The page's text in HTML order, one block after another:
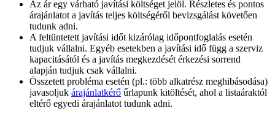
Az ár egy várható javítási költséget jelöl. Részletes és pontos
árajánlatot a javítás teljes költségéről bevizsgálást követően
tudunk adni.
A feltüntetett javítási időt kizárólag időpontfoglalás esetén
tudjuk vállalni. Egyéb esetekben a javítási idő függ a szerviz
kapacitásától és a javítás megkezdését érkezési sorrend
alapján tudjuk csak vállalni.
Összetett probléma esetén (pl.: több alkatrész meghibásodása)
javasoljuk árajánlatkérő űrlapunk kitöltését, ahol a listaáraktól
eltérő egyedi árajánlatot tudunk adni.